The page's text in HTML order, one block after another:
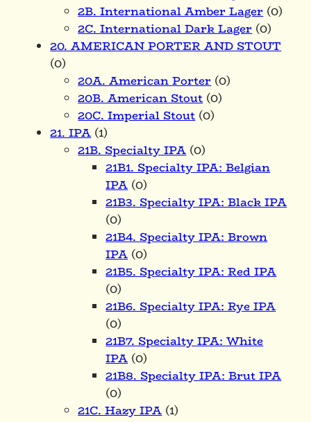
2B. International Amber Lager(0)
2C. International Dark Lager(0)
20. AMERICAN PORTER AND STOUT
(0)
20A. American Porter(0)
20B. American Stout(0)
20C. Imperial Stout(0)
21. IPA(1)
21B. Specialty IPA(0)
21B1. Specialty IPA: Belgian
IPA(0)
21B3. Specialty IPA: Black IPA
(0)
21B4. Specialty IPA: Brown
IPA(0)
21B5. Specialty IPA: Red IPA
(0)
21B6. Specialty IPA: Rye IPA
(0)
21B7. Specialty IPA: White
IPA(0)
21B8. Specialty IPA: Brut IPA
(0)
21C. Hazy IPA(1)